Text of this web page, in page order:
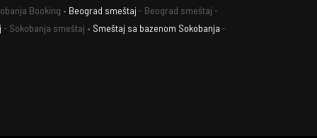
Booking • Beograd smeštaj - Beograd smeštaj -
- Sokobanja smeštaj • Smeštaj sa bazenom Sokobanja -